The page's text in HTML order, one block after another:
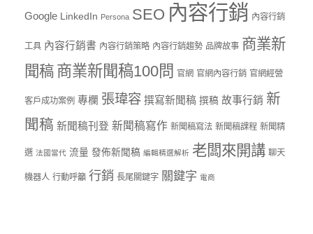
Google LinkedIn Persona SEO 內容行銷 內容行銷
工具 內容行銷書 內容行銷策略 內容行銷趨勢 品牌故事 商業新
聞稿 商業新聞稿100問 官網 官網內容行銷 官網經營
客戶成功案例 專欄 張瑋容 撰寫新聞稿 撰稿 故事行銷 新
聞稿 新聞稿刊登 新聞稿寫作 新聞稿寫法 新聞稿課程 新聞精
選 法國當代 流量 發佈新聞稿 編輯精選解析 老闆來開講 聊天
機器人 行動呼籲 行銷 長尾關鍵字 關鍵字 電商